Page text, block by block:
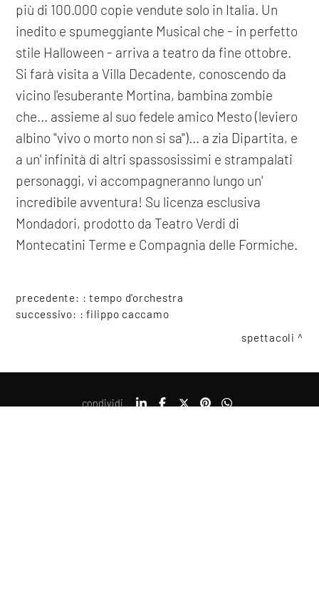
più di 100.000 copie vendute solo in Italia. Un
inedito e spumeggiante Musical che - in perfetto
stile Halloween - arriva a teatro da fine ottobre.
Si farà visita a Villa Decadente, conoscendo da
vicino l'esuberante Mortina, bambina zombie
che... assieme al suo fedele amico Mesto (leviero
albino "vivo o morto non si sa")... a zia Dipartita, e
a un' infinità di altri spassosissimi e strampalati
personaggi, vi accompagneranno lungo un'
incredibile avventura! Su licenza esclusiva
Mondadori, prodotto da Teatro Verdi di
Montecatini Terme e Compagnia delle Formiche.
precedente: :tempo d'orchestra
successivo: :filippo caccamo
spettacoli
condividi